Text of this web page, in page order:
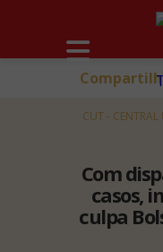
CUT -
Com
casos,
culpa